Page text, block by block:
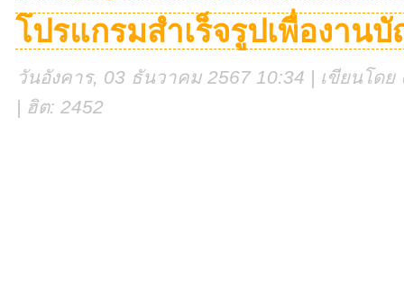
โปรแกรมสำเร็จรูปเพื่องาน
วันอังคาร, 03 ธันวาคม 2567 10:34 | เขียนโด
| ฮิต: 2452